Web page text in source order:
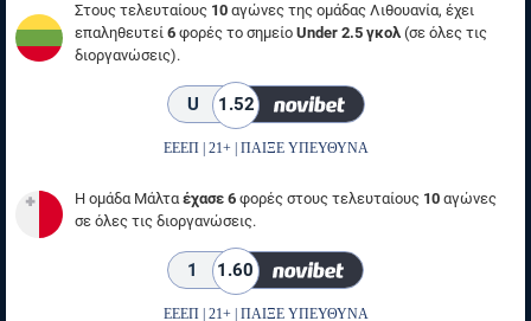
Στους τελευταίους 10 αγώνες της ομάδας Λιθουανία, έχει
επαληθευτεί 6 φορές το σημείο Under 2.5 γκολ (σε όλες τις
διοργανώσεις).
U 1.52
ΕΕΕΠ | 21+ | ΠΑΙΞΕ ΥΠΕΥΘΥΝΑ
Η ομάδα Μάλταέχασε 6 φορές στους τελευταίους 10 αγώνες
σε όλες τις διοργανώσεις.
1 1.60
ΕΕΕΠ | 21+ | ΠΑΙΞΕ ΥΠΕΥΘΥΝΑ